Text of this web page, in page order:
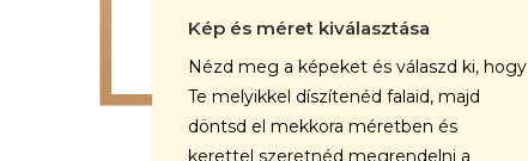
Kép és méret kiválasztása
Nézd meg a képeket és válaszd ki, hogy
Te melyikkel díszítenéd falaid, majd
döntsd el mekkora méretben és
kerettel szeretnéd megrendelni a